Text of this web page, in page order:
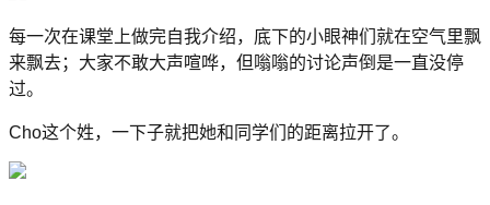
每一次在课堂上做完自我介绍，底下的小眼神们就在空气里飘
来飘去；大家不敢大声喧哗，但嗡嗡的讨论声倒是一直没停
过。
Cho这个姓，一下子就把她和同学们的距离拉开了。